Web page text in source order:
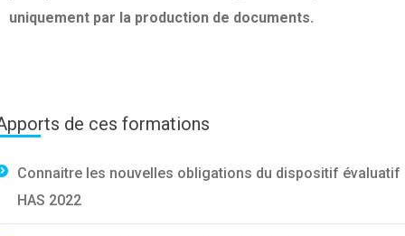
uniquement par la production de documents.
de ces formations
Connaitre les nouvelles obligations du dispositif évaluatif
HAS 2022